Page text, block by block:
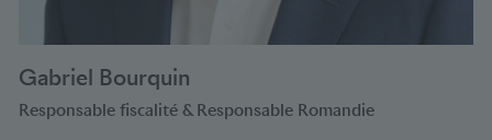
Gabriel Bourquin
Responsable fiscalité & Responsable Romandie